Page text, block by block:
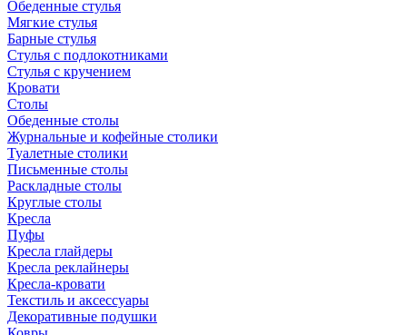
Обеденные стулья
Мягкие стулья
Барные стулья
Стулья с подлокотниками
Стулья с кручением
Кровати
Столы
Обеденные столы
Журнальные и кофейные столики
Туалетные столики
Письменные столы
Раскладные столы
Круглые столы
Кресла
Пуфы
Кресла глайдеры
Кресла реклайнеры
Кресла-кровати
Текстиль и аксессуары
Декоративные подушки